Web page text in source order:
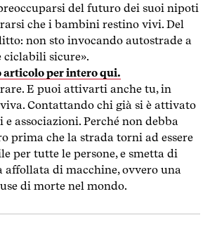
del futuro dei suoi nipoti
che i bambini restino vivi. Del
non sto invocando autostrade a
ciclabili sicure».
articolo per intero qui.
E puoi attivarti anche tu, in
Contattando chi già si è attivato
associazioni. Perché non debba
prima che la strada torni ad essere
per tutte le persone, e smetta di
affollata di macchine, ovvero una
di morte nel mondo.